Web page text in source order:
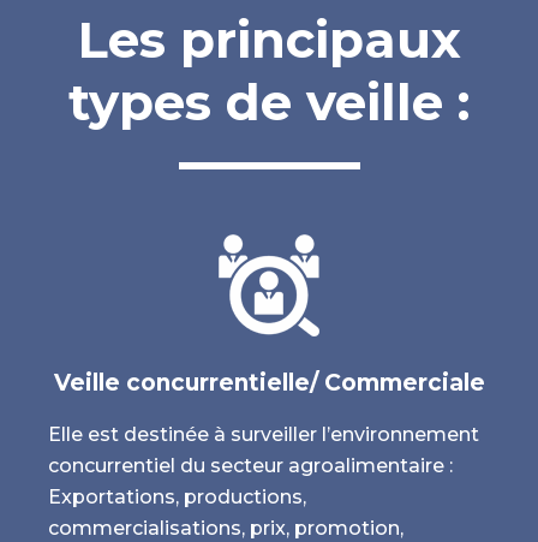
Les principaux
types de veille :
Veille concurrentielle/ Commerciale
Elle est destinée à surveiller l’environnement
concurrentiel du secteur agroalimentaire :
Exportations, productions,
commercialisations, prix, promotion,